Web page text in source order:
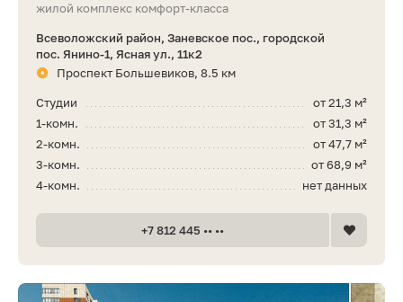
жилой комплекс комфорт-класса
Всеволожский район, Заневское пос., городской
пос. Янино-1, Ясная ул., 11к2
Проспект Большевиков, 8.5 км
от 21,3 м²
Студии
от 31,3 м²
1-комн.
от 47,7 м²
2-комн.
от 68,9 м²
3-комн.
нет данных
4-комн.
+7 812 445 •• ••